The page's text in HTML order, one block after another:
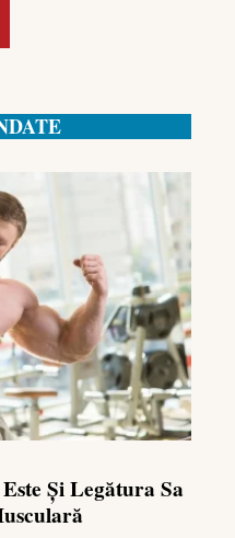
Și Legătura Sa